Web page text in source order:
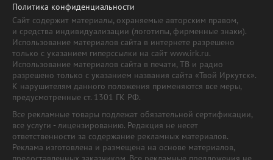
Политика конфиденциальности
Сайт содержит материалы, охраняемые авторским правом,
и средства индивидуализации (логотипы, фирменные знаки).
Использование материалов сайта в интернете разрешено
только с указанием гиперссылки на сайт www.irk.ru.
Использование материалов сайта в печати, ТВ и радио
разрешено только с указанием названия сайта «Твой Иркутск».
К нарушителям данного положения применяются все меры,
предусмотренные ст. 1301 ГК РФ.
Все рекламные товары подлежат обязательной сертификации,
все услуги - лицензированию. Редакция не несет
ответственности за содержание рекламных материалов.
Реклама изготовлена и размещена на основе материалов,